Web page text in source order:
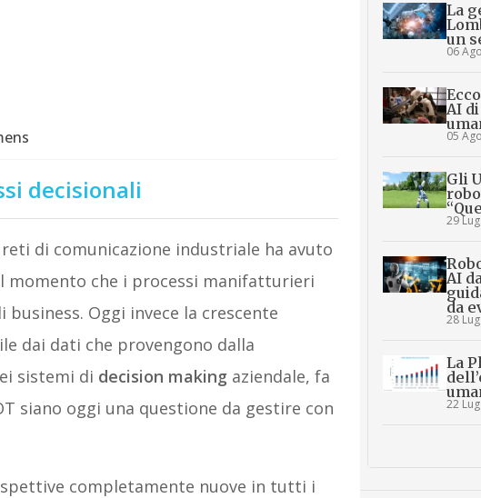
decisionali
di comunicazione industriale ha avuto
momento che i processi manifatturieri
Oggi invece la crescente
dai dati che provengono dalla
sistemi di decision making aziendale, fa
siano oggi una questione da gestire con
completamente nuove in tutti i
La
un
06
AI
05
Gli
29
AI
da
28
La
22